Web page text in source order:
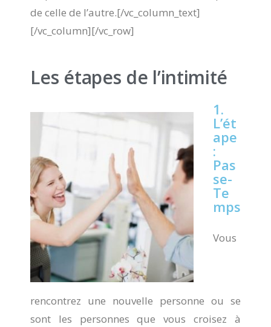
de celle de l’autre.[/vc_column_text]
[/vc_column][/vc_row]
Les étapes de l’intimité
1.
L’ét
ape
:
Pas
se-
Te
mps
Vous
rencontrez une nouvelle personne ou se
sont les personnes que vous croisez à